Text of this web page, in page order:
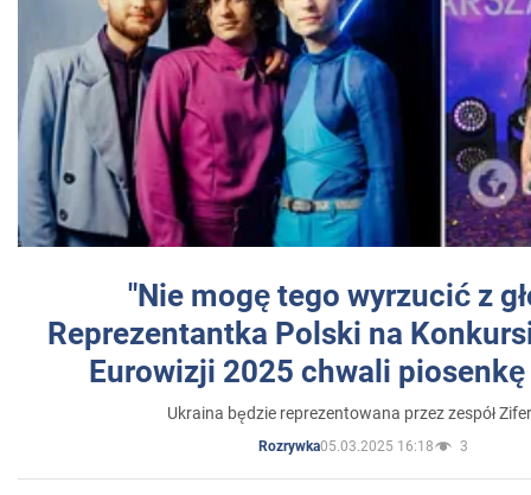
"Nie mogę tego wyrzucić z
Reprezentantka Polski na
Eurowizji 2025 chwali
Ukraina będzie reprezentowana przez zespół
Rozrywka05.03.2025 16:18 3